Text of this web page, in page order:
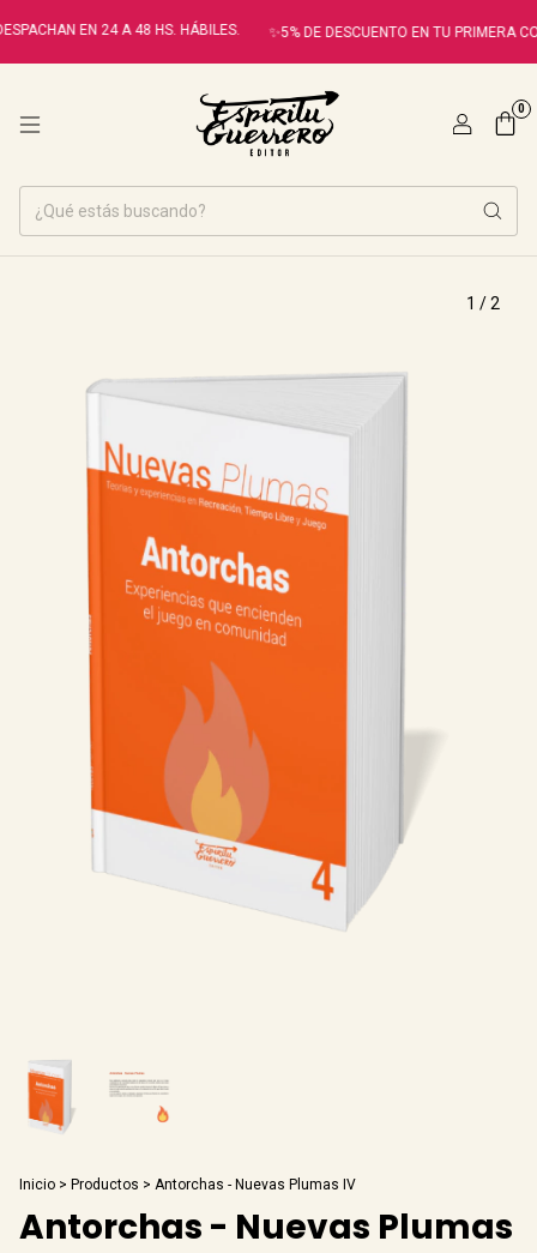
EN 24 A 48 HS. HÁBILES. ✨5% DE DESCUENTO EN TU PRIMERA
0
1 /2
Inicio > Productos > Antorchas - Nuevas Plumas IV
Antorchas - Nuevas Plumas